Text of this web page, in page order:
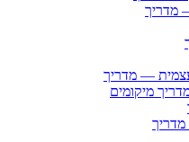
מדריך
— מדריך
מיקומים